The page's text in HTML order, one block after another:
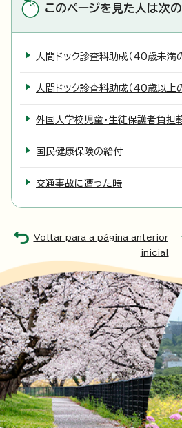
このページを見た人は次
人間ドック診査料助成（40歳未満
人間ドック診査料助成（40歳以上
外国人学校児童・生徒保護者負担
国民健康保険の給付
交通事故に遭った時
Voltar para a página anterior
inicial